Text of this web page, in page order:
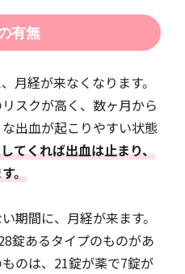
有無
月経が来なくなります。
スクが高く、数ヶ月から
出血が起こりやすい状態
てくれば出血は止まり、
。
期間に、月経が来ます。
錠あるタイプのものがあ
のは、21錠が薬で7錠が